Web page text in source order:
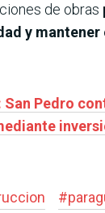
de obras
y mantener
Pedro
#